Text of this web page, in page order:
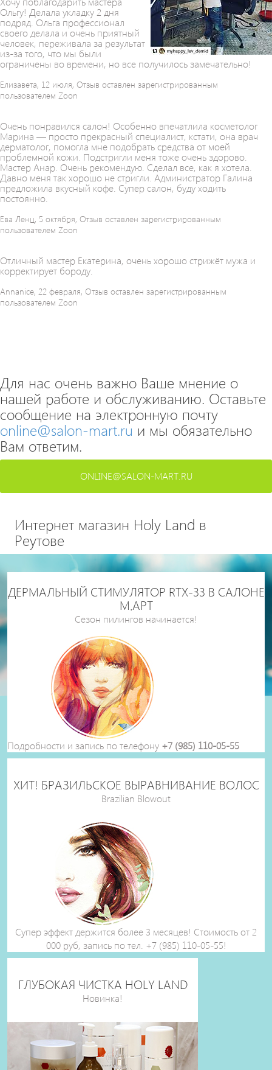
Ольгу! Делала укладку 2 дня
подряд. Ольга профессионал
своего делала и очень приятный
человек, переживала за результат
из-за того, что мы были
ограничены во времени, но все получилось замечательно!
Елизавета, 12 июля, Отзыв оставлен зарегистрированным
пользователем Zoon
Очень понравился салон! Особенно впечатлила косметолог
Марина — просто прекрасный специалист, кстати, она врач
дерматолог, помогла мне подобрать средства от моей
проблемной кожи. Подстригли меня тоже очень здорово.
Мастер Анар. Очень рекомендую. Сделал все, как я хотела.
Давно меня так хорошо не стригли. Администратор Галина
предложила вкусный кофе. Супер салон, буду ходить
постоянно.
Ева Ленц, 5 октября, Отзыв оставлен зарегистрированным
пользователем Zoon
Отличный мастер Екатерина, очень хорошо стрижёт мужа и
корректирует бороду.
Annanice, 22 февраля, Отзыв оставлен зарегистрированным
пользователем Zoon
Для нас очень важно Ваше мнение о
нашей работе и обслуживанию. Оставьте
сообщение на электронную почту
online@salon-mart.ru и мы обязательно
Вам ответим.
ONLINE@SALON-MART.RU
Интернет магазин Holy Land в
Реутове
ДЕРМАЛЬНЫЙ СТИМУЛЯТОР RTX-33 В САЛОНЕ
М.АРТ
Сезон пилингов начинается!
Подробности и запись по телефону +7 (985) 110-05-55
ХИТ! БРАЗИЛЬСКОЕ ВЫРАВНИВАНИЕ ВОЛОС
Brazilian Blowout
Супер эффект держится более 3 месяцев! Стоимость от 2
000 руб, запись по тел. +7 (985) 110-05-55!
ГЛУБОКАЯ ЧИСТКА HOLY LAND
Новинка!